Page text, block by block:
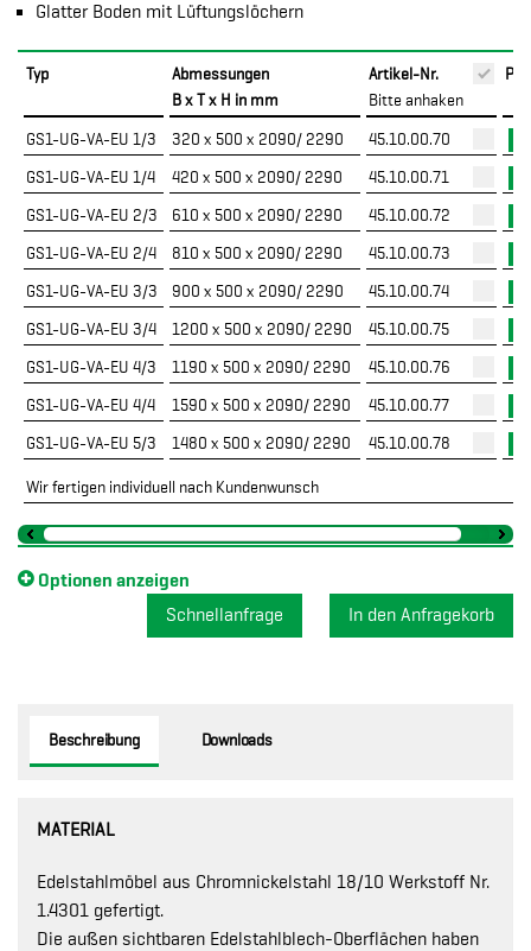
Glatter Boden mit Lüftungslöchern
Typ
Abmessungen
B x T x H in mm
Artikel-Nr.
Bitte anhaken
PDF
GS1-UG-VA-EU 1/3 320 x 500 x 2090/ 2290
45.10.00.70
GS1-UG-VA-EU 1/4
420 x 500 x 2090/ 2290
45.10.00.71
GS1-UG-VA-EU 2/3
610 x 500 x 2090/ 2290
45.10.00.72
GS1-UG-VA-EU 2/4
810 x 500 x 2090/ 2290
45.10.00.73
GS1-UG-VA-EU 3/3
900 x 500 x 2090/ 2290
45.10.00.74
GS1-UG-VA-EU 3/4
1200 x 500 x 2090/ 2290
45.10.00.75
GS1-UG-VA-EU 4/3
1190 x 500 x 2090/ 2290
45.10.00.76
GS1-UG-VA-EU 4/4
1590 x 500 x 2090/ 2290
45.10.00.77
GS1-UG-VA-EU 5/3
1480 x 500 x 2090/ 2290 45.10.00.78
Wir fertigen individuell nach Kundenwunsch
Optionen anzeigen
Schnellanfrage
Beschreibung Downloads
MATERIAL
Edelstahlmöbel aus Chromnickelstahl 18/10 Werkstoff Nr.
1.4301 gefertigt.
Die außen sichtbaren Edelstahlblech-Oberflächen haben